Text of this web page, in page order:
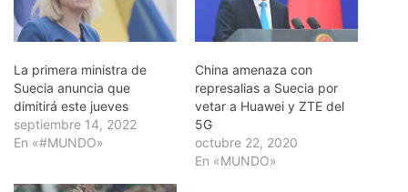
La primera ministra de
Suecia anuncia que
dimitirá este jueves
septiembre 14, 2022
En «#MUNDO»
China amenaza con
represalias a Suecia por
vetar a Huawei y ZTE del
5G
octubre 22, 2020
En «MUNDO»